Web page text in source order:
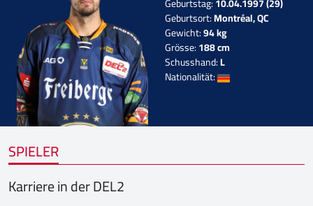
Geburtsort:Montréal, QC
Gewicht:94 kg
Grösse:188 cm
Schusshand:L
Nationalität:
SPIELER
Karriere in der DEL2